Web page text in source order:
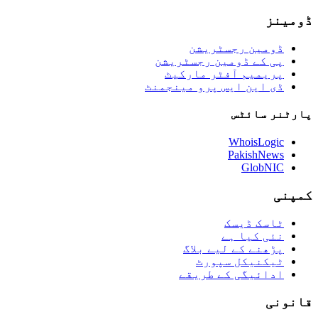
ڈومینز
ڈومین رجسٹریشن
پی کے ڈومین رجسٹریشن
پریمیم آفٹر مارکیٹ
ڈی این ایس پرو مینجمنٹ
پارٹنر سائٹس
WhoisLogic
PakishNews
GlobNIC
کمپنی
ٹاسک ڈیسک
نئی کیا ہے
پڑھنے کے لیے بلاگ
ٹیکنیکل سپورٹ
ادائیگی کے طریقے
قانونی